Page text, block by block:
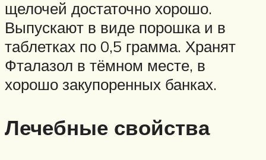
щелочей достаточно хорошо.
Выпускают в виде порошка и в
таблетках по 0,5 грамма. Хранят
Фталазол в тёмном месте, в
хорошо закупоренных банках.
Лечебные свойства